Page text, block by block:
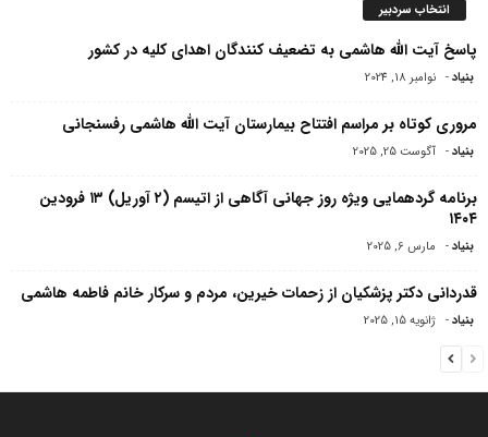
انتخاب سردبیر
پاسخ آیت الله هاشمی به تضعیف کنندگان اهدای کلیه در کشور
بنیاد- نوامبر 18, 2024
مروری کوتاه بر مراسم افتتاح بیمارستان آیت الله هاشمی‌ رفسنجانی
بنیاد- آگوست 25, 2025
برنامه گردهمایی ویژه روز جهانی آگاهی از اتیسم (۲ آوریل) ۱۳ فرودین
۱۴۰۴
بنیاد- مارس 6, 2025
قدردانی دکتر پزشکیان از زحمات خیرین، مردم و سرکار خانم فاطمه هاشمی
بنیاد- ژانویه 15, 2025